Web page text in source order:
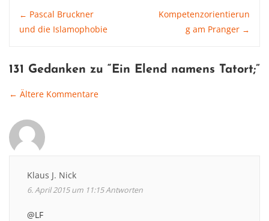
Post
← Pascal Bruckner
und die Islamophobie
Kompetenzorientierun
g am Pranger →
131 Gedanken zu “ Ein Elend namens Tatort;”
Comment
navigation
← Ältere Kommentare
Klaus J. Nick
6. April 2015 um 11:15Antworten
@LF